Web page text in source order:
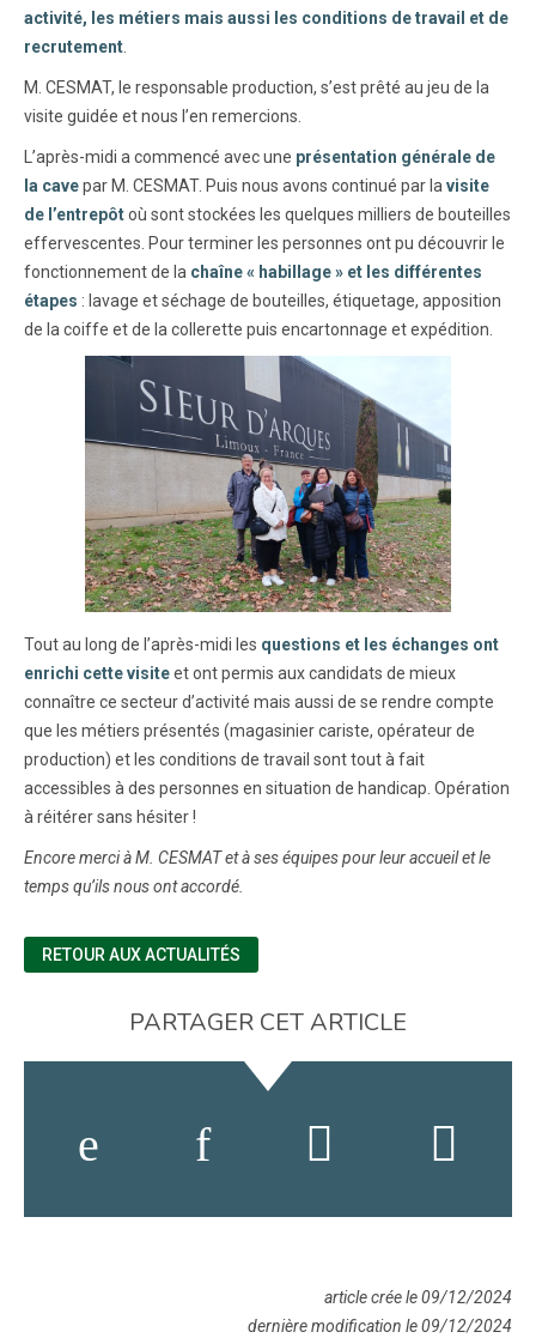
activité, les métiers mais aussi les conditions de travail et de
recrutement
M. CESMAT, le responsable production, s’est prêté au jeu de la
visite guidée et nous l’en remercions.
L’après-midi a commencé avec une présentation générale de
la cavepar M. CESMAT. Puis nous avons continué par la visite
de l’entrepôtoù sont stockées les quelques milliers de bouteilles
effervescentes. Pour terminer les personnes ont pu découvrir le
fonctionnement de la chaîne « habillage » et les différentes
étapes : lavage et séchage de bouteilles, étiquetage, apposition
de la coiffe et de la collerette puis encartonnage et expédition.
Tout au long de l’après-midi les questions et les échanges ont
enrichi cette visiteet ont permis aux candidats de mieux
connaître ce secteur d’activité mais aussi de se rendre compte
que les métiers présentés (magasinier cariste, opérateur de
production) et les conditions de travail sont tout à fait
accessibles à des personnes en situation de handicap. Opération
à réitérer sans hésiter !
Encore merci à M. CESMAT et à ses équipes pour leur accueil et le
temps qu’ils nous ont accordé.
RETOUR AUX ACTUALITÉS
PARTAGER CET ARTICLE
article crée le 09/12/2024
dernière modification le 09/12/2024